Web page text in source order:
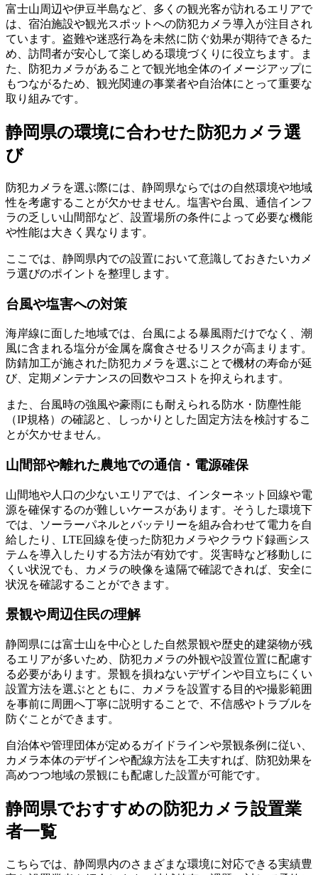
富士山周辺や伊豆半島など、多くの観光客が訪れるエリアで
は、宿泊施設や観光スポットへの防犯カメラ導入が注目され
ています。盗難や迷惑行為を未然に防ぐ効果が期待できるた
め、訪問者が安心して楽しめる環境づくりに役立ちます。ま
た、防犯カメラがあることで観光地全体のイメージアップに
もつながるため、観光関連の事業者や自治体にとって重要な
取り組みです。
静岡県の環境に合わせた防犯カメラ選
び
防犯カメラを選ぶ際には、静岡県ならではの自然環境や地域
性を考慮することが欠かせません。塩害や台風、通信インフ
ラの乏しい山間部など、設置場所の条件によって必要な機能
や性能は大きく異なります。
ここでは、静岡県内での設置において意識しておきたいカメ
ラ選びのポイントを整理します。
台風や塩害への対策
海岸線に面した地域では、台風による暴風雨だけでなく、潮
風に含まれる塩分が金属を腐食させるリスクが高まります。
防錆加工が施された防犯カメラを選ぶことで機材の寿命が延
び、定期メンテナンスの回数やコストを抑えられます。
また、台風時の強風や豪雨にも耐えられる防水・防塵性能
（IP規格）の確認と、しっかりとした固定方法を検討するこ
とが欠かせません。
山間部や離れた農地での通信・電源確保
山間地や人口の少ないエリアでは、インターネット回線や電
源を確保するのが難しいケースがあります。そうした環境下
では、ソーラーパネルとバッテリーを組み合わせて電力を自
給したり、LTE回線を使った防犯カメラやクラウド録画シス
テムを導入したりする方法が有効です。災害時など移動しに
くい状況でも、カメラの映像を遠隔で確認できれば、安全に
状況を確認することができます。
景観や周辺住民の理解
静岡県には富士山を中心とした自然景観や歴史的建築物が残
るエリアが多いため、防犯カメラの外観や設置位置に配慮す
る必要があります。景観を損ねないデザインや目立ちにくい
設置方法を選ぶとともに、カメラを設置する目的や撮影範囲
を事前に周囲へ丁寧に説明することで、不信感やトラブルを
防ぐことができます。
自治体や管理団体が定めるガイドラインや景観条例に従い、
カメラ本体のデザインや配線方法を工夫すれば、防犯効果を
高めつつ地域の景観にも配慮した設置が可能です。
静岡県でおすすめの防犯カメラ設置業
者一覧
こちらでは、静岡県内のさまざまな環境に対応できる実績豊